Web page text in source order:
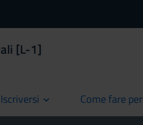
[L-1]
Iscriversi Come fare per
current